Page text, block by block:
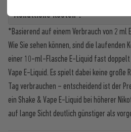
Monatliche Kosten*:
*Basierend auf einem Verbrauch von 2 ml
Wie Sie sehen können, sind die laufenden
einer 10-ml-Flasche E-Liquid fast doppelt
Vape E-Liquid. Es spielt dabei keine große
Tag verbrauchen – entscheidend ist der
ein Shake & Vape E-Liquid bei höherer
auf lange Sicht deutlich günstiger als